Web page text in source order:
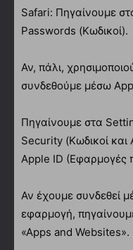
Safari: Πηγαίνουμε
Passwords (Κωδικοί).
Αν, πάλι,
συνδεθούμε μέσω
Πηγαίνουμε στα
Security (Κωδικοί
Apple ID (Εφαρμογές
Αν έχουμε συνδεθεί
εφαρμογή,
«Αpps and Websites».